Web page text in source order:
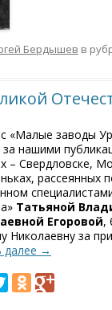
Бердышев в
«Малые заводы
за нашими
– Свердловске,
рассеянных
Татьяной
Егоровой,
Николаевну за
далее →